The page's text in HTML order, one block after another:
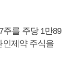
주를 주당 1만89
인제약 주식을